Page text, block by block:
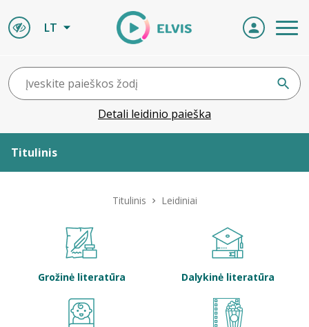
LT
Detali leidinio paieška
Titulinis
Titulinis Leidiniai
Grožinė literatūra Dalykinė literatūra